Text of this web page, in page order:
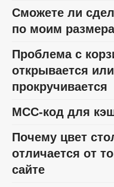
Сможете ли
по моим
Проблема с
открывается
прокручивается
МСС-код для
Почему цвет
отличается от
сайте